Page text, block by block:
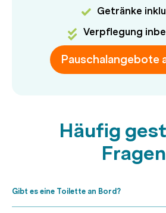
Getränke
Verpflegung
Pauschalangebote
Häufig
Fragen
Gibt es eine Toilette an Bord?